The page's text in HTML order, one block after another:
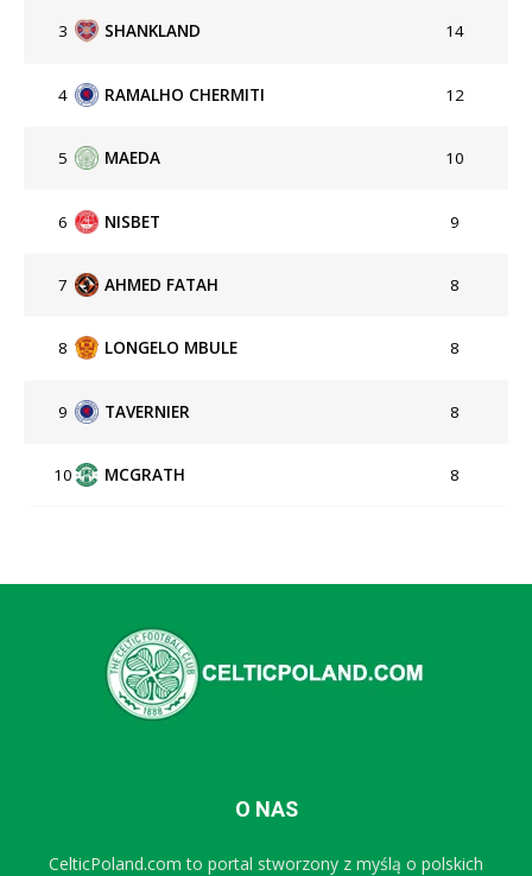
3 SHANKLAND 14
4 RAMALHO CHERMITI 12
5 MAEDA 10
6 NISBET 9
7 AHMED FATAH 8
8 LONGELO MBULE 8
9 TAVERNIER 8
10 MCGRATH 8
O NAS
CelticPoland.com to portal stworzony z myślą o polskich